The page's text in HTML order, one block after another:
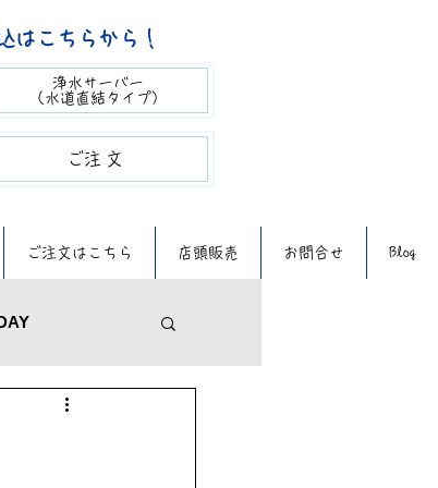
はこちらから！
浄水サーバー
（​水道直結タイプ）
​ご注文​​
ご注文はこちら 店頭販売 お問合せ Blog
ンテナンス